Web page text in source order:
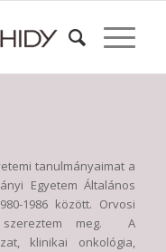
tanulmányaimat a
Egyetem Általános
1986 között. Orvosi
szereztem meg. A
klinikai onkológia,